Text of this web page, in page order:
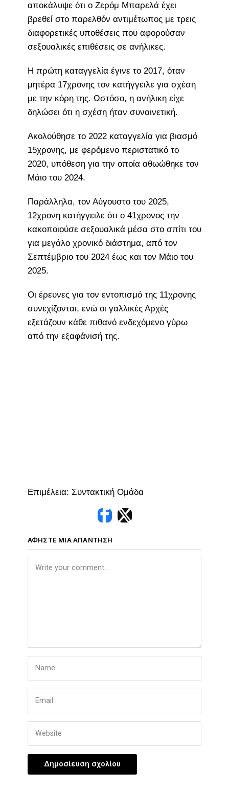
αποκάλυψε ότι ο Ζερόμ Μπαρελά έχει
βρεθεί στο παρελθόν αντιμέτωπος με τρεις
διαφορετικές υποθέσεις που αφορούσαν
σεξουαλικές επιθέσεις σε ανήλικες.
Η πρώτη καταγγελία έγινε το 2017, όταν
μητέρα 17χρονης τον κατήγγειλε για σχέση
με την κόρη της. Ωστόσο, η ανήλικη είχε
δηλώσει ότι η σχέση ήταν συναινετική.
Ακολούθησε το 2022 καταγγελία για βιασμό
15χρονης, με φερόμενο περιστατικό το
2020, υπόθεση για την οποία αθωώθηκε τον
Μάιο του 2024.
Παράλληλα, τον Αύγουστο του 2025,
12χρονη κατήγγειλε ότι ο 41χρονος την
κακοποιούσε σεξουαλικά μέσα στο σπίτι του
για μεγάλο χρονικό διάστημα, από τον
Σεπτέμβριο του 2024 έως και τον Μάιο του
2025.
Οι έρευνες για τον εντοπισμό της 11χρονης
συνεχίζονται, ενώ οι γαλλικές Αρχές
εξετάζουν κάθε πιθανό ενδεχόμενο γύρω
από την εξαφάνισή της.
Επιμέλεια: Συντακτική Ομάδα
ΑΦΉΣΤΕ ΜΙΑ ΑΠΆΝΤΗΣΗ